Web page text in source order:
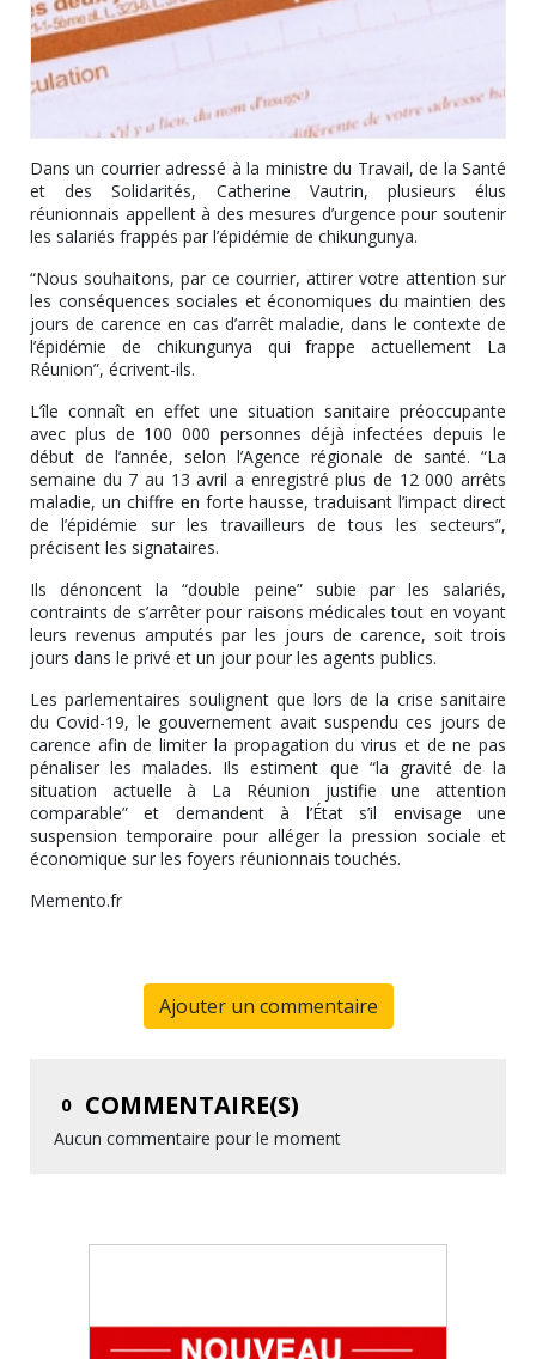
Dans un courrier adressé à la ministre du Travail, de la Santé
et des Solidarités, Catherine Vautrin, plusieurs élus
réunionnais appellent à des mesures d’urgence pour soutenir
les salariés frappés par l’épidémie de chikungunya.
“Nous souhaitons, par ce courrier, attirer votre attention sur
les conséquences sociales et économiques du maintien des
jours de carence en cas d’arrêt maladie, dans le contexte de
l’épidémie de chikungunya qui frappe actuellement La
Réunion”, écrivent-ils.
L’île connaît en effet une situation sanitaire préoccupante
avec plus de 100 000 personnes déjà infectées depuis le
début de l’année, selon l’Agence régionale de santé. “La
semaine du 7 au 13 avril a enregistré plus de 12 000 arrêts
maladie, un chiffre en forte hausse, traduisant l’impact direct
de l’épidémie sur les travailleurs de tous les secteurs”,
précisent les signataires.
Ils dénoncent la “double peine” subie par les salariés,
contraints de s’arrêter pour raisons médicales tout en voyant
leurs revenus amputés par les jours de carence, soit trois
jours dans le privé et un jour pour les agents publics.
Les parlementaires soulignent que lors de la crise sanitaire
du Covid-19, le gouvernement avait suspendu ces jours de
carence afin de limiter la propagation du virus et de ne pas
pénaliser les malades. Ils estiment que “la gravité de la
situation actuelle à La Réunion justifie une attention
comparable” et demandent à l’État s’il envisage une
suspension temporaire pour alléger la pression sociale et
économique sur les foyers réunionnais touchés.
Memento.fr
Ajouter un commentaire
0 COMMENTAIRE(S)
Aucun commentaire pour le moment